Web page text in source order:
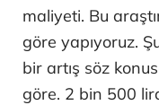
maliyeti. Bu
göre yapıyoruz.
bir artış söz
göre. 2 bin 500